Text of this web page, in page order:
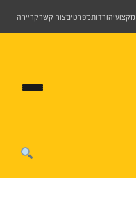
הורדותמפרטיםצור קשרקריירה